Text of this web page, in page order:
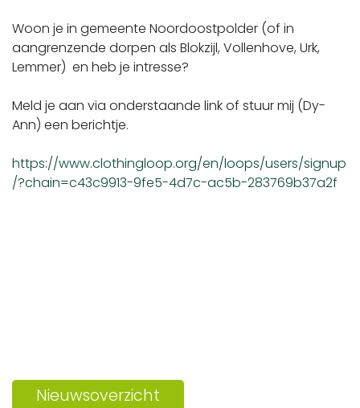
Woon je in gemeente Noordoostpolder (of in
aangrenzende dorpen als Blokzijl, Vollenhove, Urk,
Lemmer) en heb je intresse?
Meld je aan via onderstaande link of stuur mij (Dy-
Ann) een berichtje.
https://www.clothingloop.org/en/loops/users/signup
/?chain=c43c9913-9fe5-4d7c-ac5b-283769b37a2f
Nieuwsoverzicht